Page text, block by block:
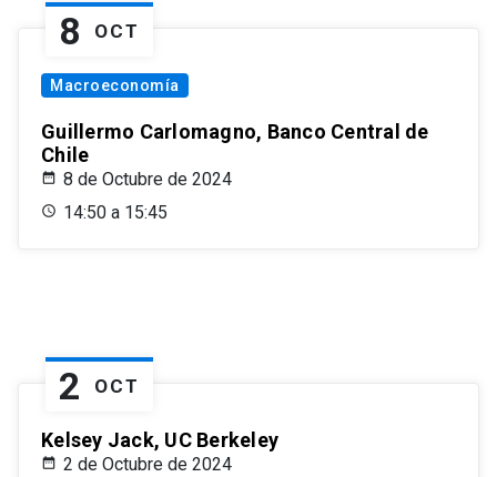
8 OCT
Macroeconomía
Guillermo Carlomagno, Banco Central de
Chile
8 de Octubre de 2024
14:50 a 15:45
2 OCT
Kelsey Jack, UC Berkeley
2 de Octubre de 2024